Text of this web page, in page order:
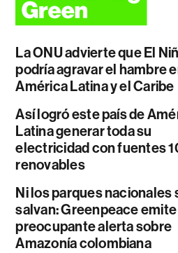
La ONU advierte que El
podría agravar el hambre
América Latina y el Caribe
Así logró este país de
Latina generar toda su
electricidad con fuentes
renovables
Ni los parques nacionales
salvan: Greenpeace emite
preocupante alerta sobre
Amazonía colombiana